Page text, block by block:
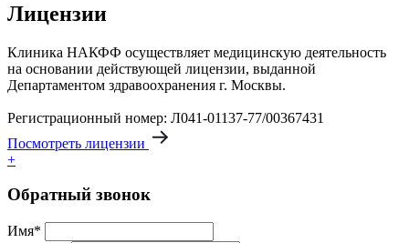
Лицензии
Клиника НАКФФ осуществляет медицинскую деятельность
на основании действующей лицензии, выданной
Департаментом здравоохранения г. Москвы.
Регистрационный номер: Л041-01137-77/00367431
Посмотреть лицензии
+
Обратный звонок
Имя*